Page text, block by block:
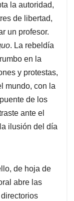
la autoridad,
de libertad,
un profesor.
. La rebeldía
en la
y protestas,
mundo, con la
de los
ante el
ilusión del día
de hoja de
abre las